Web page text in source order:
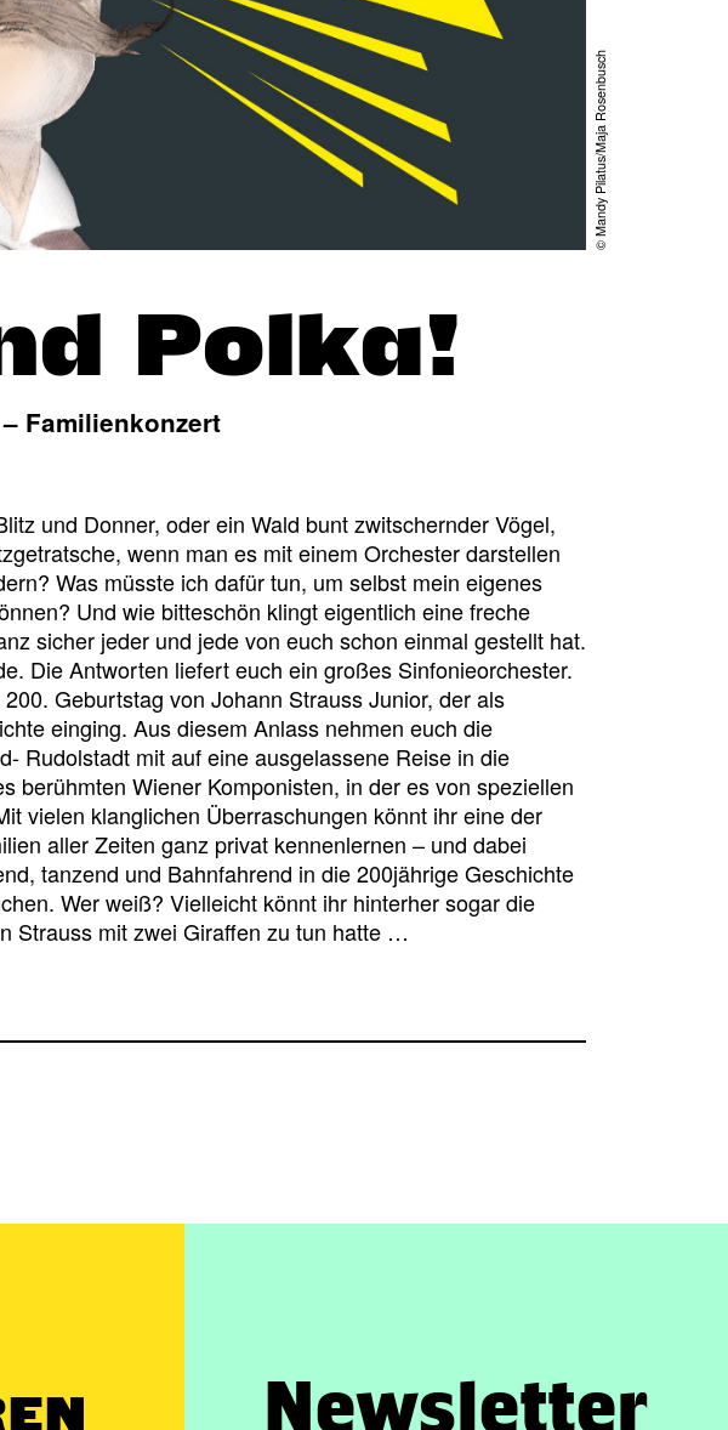
© Mandy Pilatus/Maja Rosenbusch
Polka!
Familienkonzert
und Donner, oder ein Wald bunt zwitschernder Vögel,
wenn man es mit einem Orchester darstellen
Was müsste ich dafür tun, um selbst mein eigenes
Und wie bitteschön klingt eigentlich eine freche
sicher jeder und jede von euch schon einmal gestellt hat.
Die Antworten liefert euch ein großes Sinfonieorchester.
Geburtstag von Johann Strauss Junior, der als
einging. Aus diesem Anlass nehmen euch die
Rudolstadt mit auf eine ausgelassene Reise in die
berühmten Wiener Komponisten, in der es von speziellen
vielen klanglichen Überraschungen könnt ihr eine der
aller Zeiten ganz privat kennenlernen – und dabei
tanzend und Bahnfahrend in die 200jährige Geschichte
Wer weiß? Vielleicht könnt ihr hinterher sogar die
Strauss mit zwei Giraffen zu tun hatte …
Newsletter